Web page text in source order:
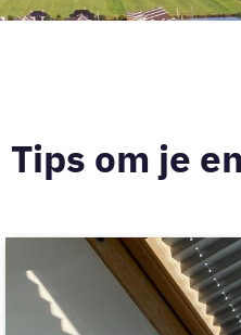
Tips om je